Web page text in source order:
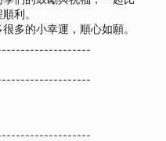
利。
多的小幸運，順心如願。